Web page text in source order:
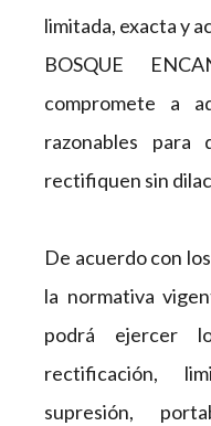
limitada, exacta y
BOSQUE
compromete a
razonables
rectifiquen sin
De acuerdo con
la normativa
podrá ejercer
rectificación,
supresión,